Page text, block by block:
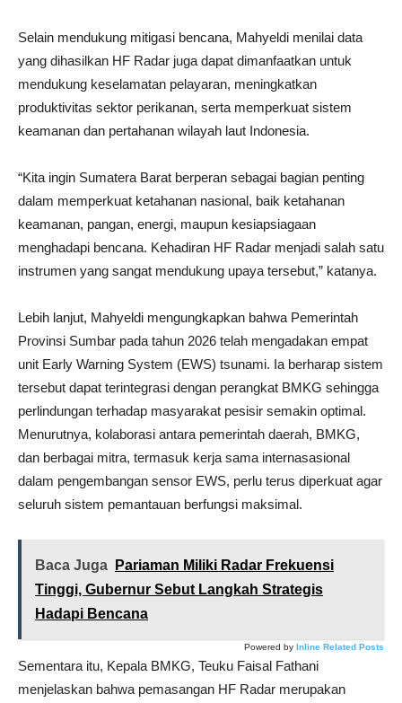
Selain mendukung mitigasi bencana, Mahyeldi menilai data
yang dihasilkan HF Radar juga dapat dimanfaatkan untuk
mendukung keselamatan pelayaran, meningkatkan
produktivitas sektor perikanan, serta memperkuat sistem
keamanan dan pertahanan wilayah laut Indonesia.
“Kita ingin Sumatera Barat berperan sebagai bagian penting
dalam memperkuat ketahanan nasional, baik ketahanan
keamanan, pangan, energi, maupun kesiapsiagaan
menghadapi bencana. Kehadiran HF Radar menjadi salah satu
instrumen yang sangat mendukung upaya tersebut,” katanya.
Lebih lanjut, Mahyeldi mengungkapkan bahwa Pemerintah
Provinsi Sumbar pada tahun 2026 telah mengadakan empat
unit Early Warning System (EWS) tsunami. Ia berharap sistem
tersebut dapat terintegrasi dengan perangkat BMKG sehingga
perlindungan terhadap masyarakat pesisir semakin optimal.
Menurutnya, kolaborasi antara pemerintah daerah, BMKG,
dan berbagai mitra, termasuk kerja sama internasasional
dalam pengembangan sensor EWS, perlu terus diperkuat agar
seluruh sistem pemantauan berfungsi maksimal.
Baca Juga
Pariaman Miliki Radar Frekuensi
Tinggi, Gubernur Sebut Langkah Strategis
Hadapi Bencana
Powered by Inline Related Posts
Sementara itu, Kepala BMKG, Teuku Faisal Fathani
menjelaskan bahwa pemasangan HF Radar merupakan